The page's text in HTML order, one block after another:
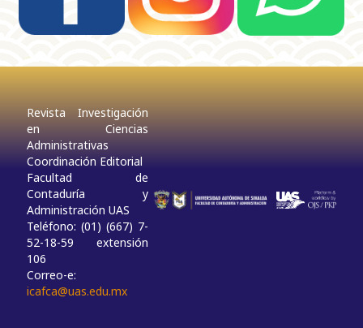
Revista Investigación
en Ciencias
Administrativas
Coordinación Editorial
Facultad de
Contaduría y
Administración UAS
Teléfono: (01) (667) 7-
52-18-59 extensión
106
Correo-e:
icafca@uas.edu.mx